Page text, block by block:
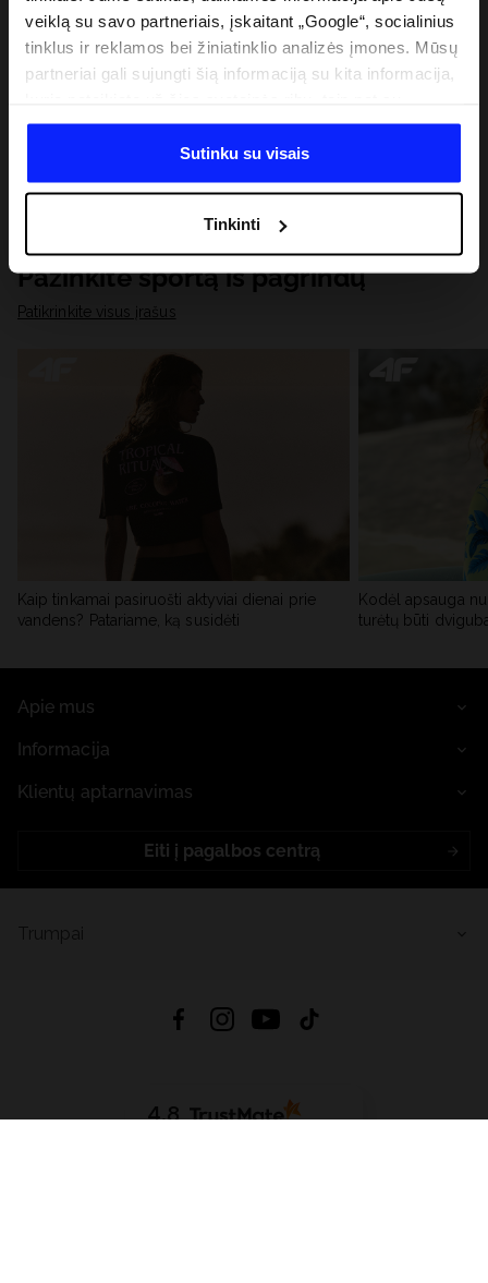
veiklą su savo partneriais, įskaitant „Google“, socialinius
tinklus ir reklamos bei žiniatinklio analizės įmones. Mūsų
partneriai gali sujungti šią informaciją su kita informacija,
duomenimis, kuriuos jie gauna, kai naudojatės jų
paslaugomis. Gavus Jūsų leidimą, mes galime perduoti
Jūsų asmeninę informaciją savo partneriams, siekdami
analitinius tyrimus, pritaikyti turinį ir tobulinti mūsų
partnerių siūlomus sprendimus (pvz., socialinius tinklus).
Išsamią informaciją rasite mūsų Privatumo politikoje ir
skiltyje „Išsami informacija“.
Sutinku su visais
Tinkinti
Pažinkite sportą iš pagrindų
Patikrinkite visus įrašus
Kaip tinkamai pasiruošti aktyviai dienai prie
vandens? Patariame, ką susidėti
Kodėl apsauga
turėtų būti
Apie mus
Informacija
Klientų aptarnavimas
Eiti į pagalbos centrą
4.8